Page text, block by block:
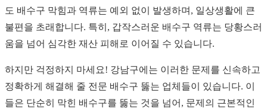
도 배수구 막힘과 역류는 예외 없이 발생하며, 일상생활에 큰
불편을 초래합니다. 특히, 갑작스러운 배수구 역류는 당황스러
움을 넘어 심각한 재산 피해로 이어질 수 있습니다.
하지만 걱정하지 마세요! 강남구에는 이러한 문제를 신속하고
정확하게 해결해 줄 전문 배수구 뚫는 업체들이 있습니다. 이
들은 단순히 막힌 배수구를 뚫는 것을 넘어, 문제의 근본적인